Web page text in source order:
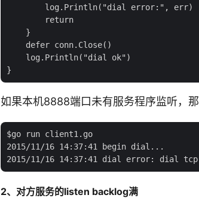
        log.Println("dial error:", err)
        return
    }
    defer conn.Close()
    log.Println("dial ok")
如果本机8888端口未有服务程序监听，
$go run client1.go
2015/11/16 14:37:41 begin dial...
2、对方服务的listen backlog满